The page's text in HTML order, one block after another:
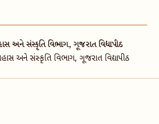
સંસ્કૃતિ વિભાગ, ગૂજરાત વિદ્યાપીઠ
અને સંસ્કૃતિ વિભાગ, ગૂજરાત વિદ્યાપીઠ